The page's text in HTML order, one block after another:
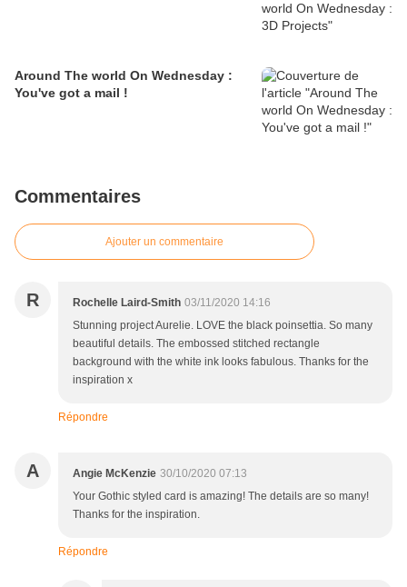
Around The world On Wednesday :
You've got a mail !
Commentaires
Ajouter un commentaire
R Rochelle Laird-Smith 03/11/2020 14:16
Stunning project Aurelie. LOVE the black poinsettia. So many
beautiful details. The embossed stitched rectangle
background with the white ink looks fabulous. Thanks for the
inspiration x
Répondre
A Angie McKenzie 30/10/2020 07:13
Your Gothic styled card is amazing! The details are so many!
Thanks for the inspiration.
Répondre